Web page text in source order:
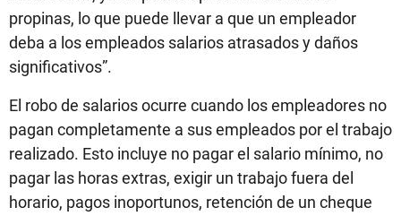
propinas, lo que puede llevar a que un empleador
deba a los empleados salarios atrasados y daños
significativos”.
El robo de salarios ocurre cuando los empleadores no
pagan completamente a sus empleados por el trabajo
realizado. Esto incluye no pagar el salario mínimo, no
pagar las horas extras, exigir un trabajo fuera del
horario, pagos inoportunos, retención de un cheque